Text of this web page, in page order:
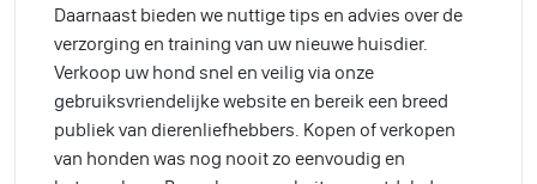
Daarnaast bieden we nuttige tips en advies over de
verzorging en training van uw nieuwe huisdier.
Verkoop uw hond snel en veilig via onze
gebruiksvriendelijke website en bereik een breed
publiek van dierenliefhebbers. Kopen of verkopen
van honden was nog nooit zo eenvoudig en